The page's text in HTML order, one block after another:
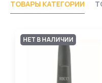
ТОВАРЫ КАТЕГОРИИ
НЕТ В НАЛИЧИИ